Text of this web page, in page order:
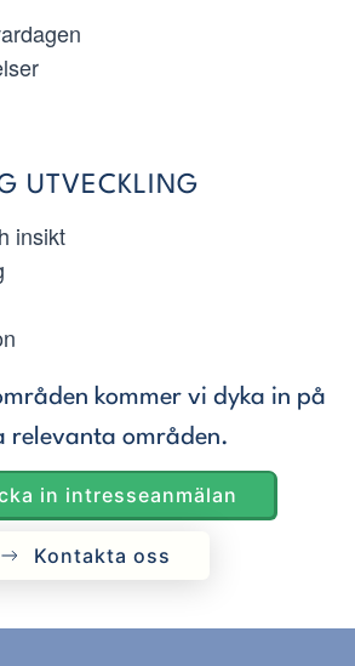
UTVECKLING
insikt
kommer vi dyka in på
relevanta områden.
in intresseanmälan
Kontakta oss